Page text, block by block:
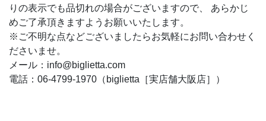
りの表示でも品切れの場合がございますので、 あらかじ
めご了承頂きますようお願いいたします。
※ご不明な点などございましたらお気軽にお問い合わせく
ださいませ。
メール：info@biglietta.com
電話：06-4799-1970（biglietta［実店舗大阪店］）